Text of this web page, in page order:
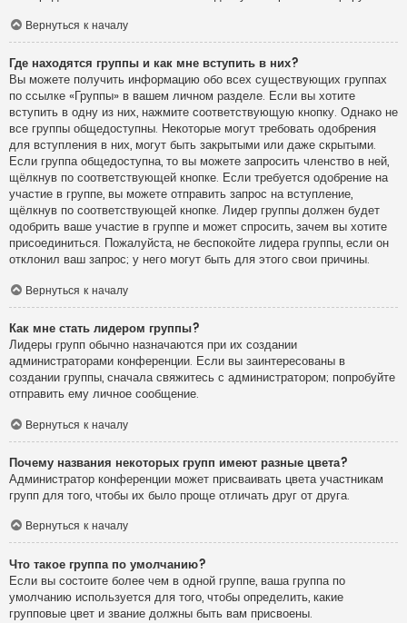
Вернуться к началу
Где находятся группы и как мне вступить в них?
Вы можете получить информацию обо всех существующих группах
по ссылке «Группы» в вашем личном разделе. Если вы хотите
вступить в одну из них, нажмите соответствующую кнопку. Однако не
все группы общедоступны. Некоторые могут требовать одобрения
для вступления в них, могут быть закрытыми или даже скрытыми.
Если группа общедоступна, то вы можете запросить членство в ней,
щёлкнув по соответствующей кнопке. Если требуется одобрение на
участие в группе, вы можете отправить запрос на вступление,
щёлкнув по соответствующей кнопке. Лидер группы должен будет
одобрить ваше участие в группе и может спросить, зачем вы хотите
присоединиться. Пожалуйста, не беспокойте лидера группы, если он
отклонил ваш запрос; у него могут быть для этого свои причины.
Вернуться к началу
Как мне стать лидером группы?
Лидеры групп обычно назначаются при их создании
администраторами конференции. Если вы заинтересованы в
создании группы, сначала свяжитесь с администратором; попробуйте
отправить ему личное сообщение.
Вернуться к началу
Почему названия некоторых групп имеют разные цвета?
Администратор конференции может присваивать цвета участникам
групп для того, чтобы их было проще отличать друг от друга.
Вернуться к началу
Что такое группа по умолчанию?
Если вы состоите более чем в одной группе, ваша группа по
умолчанию используется для того, чтобы определить, какие
групповые цвет и звание должны быть вам присвоены.